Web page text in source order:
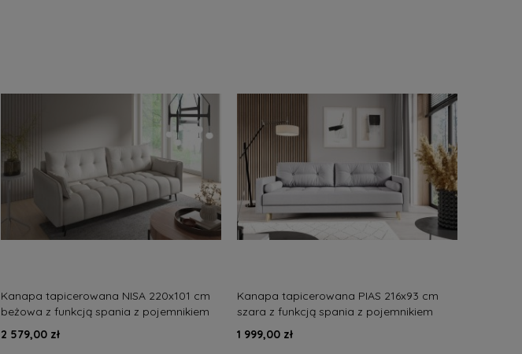
Kanapa tapicerowana NISA 220x101 cm
beżowa z funkcją spania z pojemnikiem
nowoczesna
2 579,00 zł
Kanapa tapicerowana PIAS 216x93 cm
szara z funkcją spania z pojemnikiem
nowoczesna pikowana
1 999,00 zł